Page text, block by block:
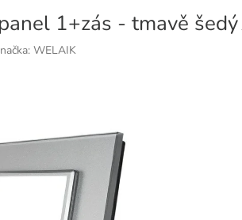
1+zás - tmavě šedý
WELAIK